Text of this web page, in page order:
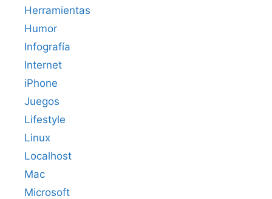
Herramientas
Humor
Infografía
Internet
iPhone
Juegos
Lifestyle
Linux
Localhost
Mac
Microsoft